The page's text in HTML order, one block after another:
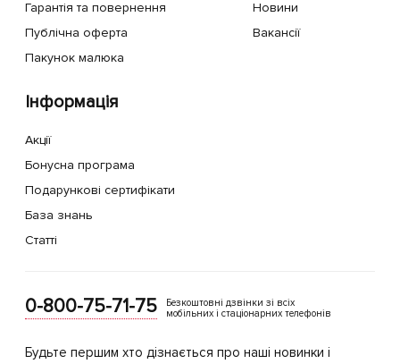
Гарантія та повернення
Публічна оферта
Пакунок малюка
Новини
Вакансії
Інформація
Акції
Бонусна програма
Подарункові сертифікати
База знань
Статті
0-800-75-71-75
Безкоштовні дзвінки зі всіх
мобільних і стаціонарних телефонів
Будьте першим хто дізнається про наші новинки і